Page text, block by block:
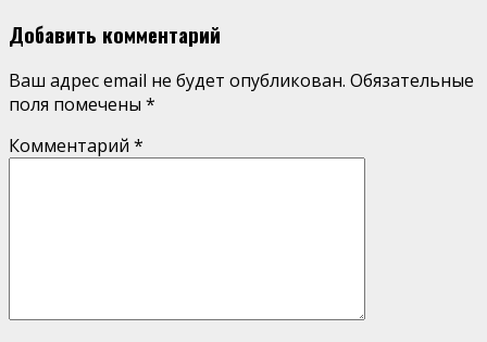
Добавить комментарий
Ваш адрес email не будет опубликован. Обязательные
поля помечены *
Комментарий *